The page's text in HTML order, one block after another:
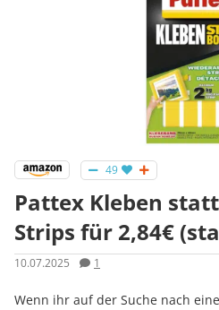
49
Pattex Kleben
Strips für 2,84€
10.07.2025 1
Wenn ihr auf der Suche nach